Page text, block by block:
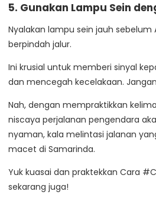
5. Gunakan Lampu Sein
Nyalakan lampu sein jauh sebelum
berpindah jalur.
Ini krusial untuk memberi sinyal
dan mencegah kecelakaan.
Nah, dengan mempraktikkan
niscaya perjalanan pengendara
nyaman, kala melintasi jalanan
macet di Samarinda.
Yuk kuasai dan praktekkan Cara
sekarang juga!